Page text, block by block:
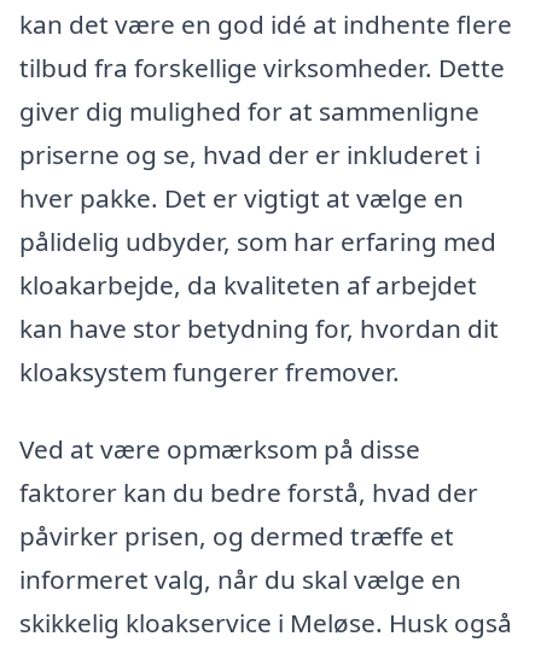
kan det være en god idé at indhente flere
tilbud fra forskellige virksomheder. Dette
giver dig mulighed for at sammenligne
priserne og se, hvad der er inkluderet i
hver pakke. Det er vigtigt at vælge en
pålidelig udbyder, som har erfaring med
kloakarbejde, da kvaliteten af arbejdet
kan have stor betydning for, hvordan dit
kloaksystem fungerer fremover.
Ved at være opmærksom på disse
faktorer kan du bedre forstå, hvad der
påvirker prisen, og dermed træffe et
informeret valg, når du skal vælge en
skikkelig kloakservice i Meløse. Husk også